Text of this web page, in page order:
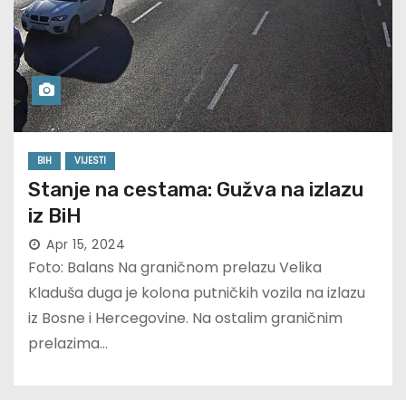
BIH VIJESTI
Stanje na cestama: Gužva na izlazu
iz BiH
Apr 15, 2024
Foto: Balans Na graničnom prelazu Velika
Kladuša duga je kolona putničkih vozila na izlazu
iz Bosne i Hercegovine. Na ostalim graničnim
prelazima…